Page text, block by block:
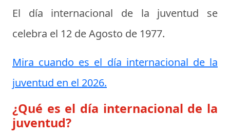
El día internacional de la juventud se
celebra el 12 de Agosto de 1977.
Mira cuando es el día internacional de la
juventud en el 2026.
¿Qué es el día internacional de la
juventud?